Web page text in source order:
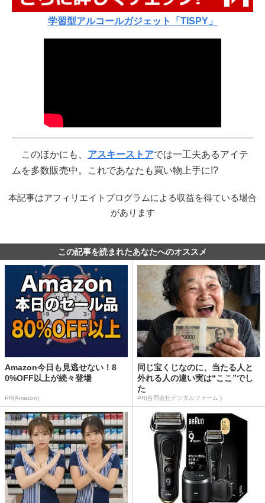
学習型アルコールガジェット「TISPY」
このほかにも、 アスキーストアでは一工夫あるアイテ
ムを多数販売中。これであなたも買い物上手に!?
本記事はアフィリエイトプログラムによる収益を得ている場合
があります
この記事を読まれたあなたへのオススメ
Amazon今日も見逃せない！8
0%OFF以上が続々登場
PR(Amazon)
同じ宝くじなのに、当たる人と
外れる人の違い実は“ここ”でし
た
PR(合同会社デジタルファーム )